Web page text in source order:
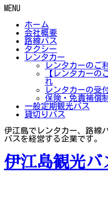
MENU
ホーム
会社概要
路線バス
タクシー
レンタカー
レンタカーのご
【レンタカーの
れ
レンタカーの受
保険・免責補償
一般定期観光バス
貸切りバス
伊江島でレンタカー、路線
バスを経営する企業です。
伊江島観光バ